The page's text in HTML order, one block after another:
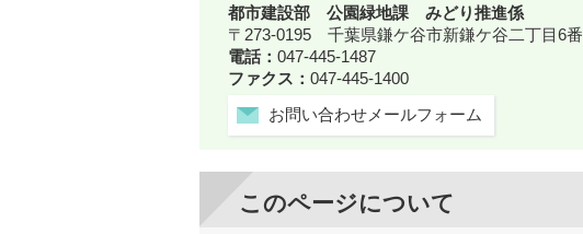
都市建設部 公園緑地課 みどり推進係
〒273-0195 千葉県鎌ケ谷市新鎌ケ谷二丁目6
電話： 047-445-1487
ファクス： 047-445-1400
お問い合わせメールフォーム
このページについて